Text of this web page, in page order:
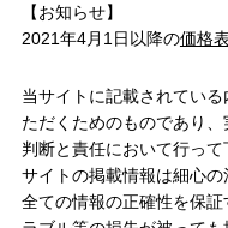
【お知らせ】
2021年4月1日以降の価格
当サイトに記載されてい
ただくためのものであり
判断と責任において行っ
サイトの掲載情報は細心
全ての情報の正確性を保